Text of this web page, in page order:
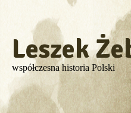
Leszek
współczesna historia Polski